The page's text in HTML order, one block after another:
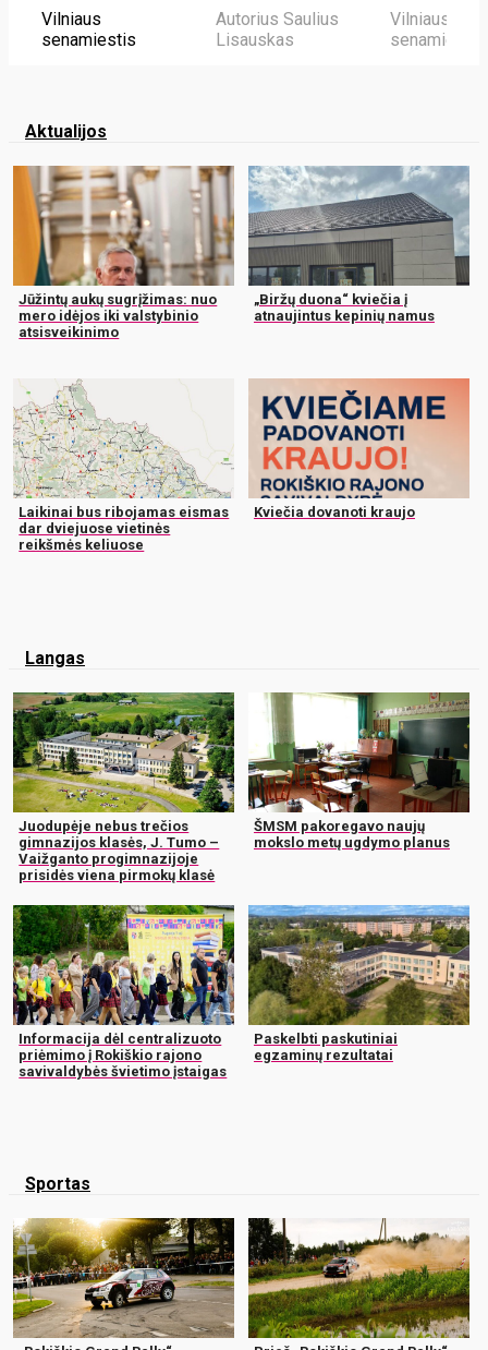
Vilniaus
senamiestis
Autorius Saulius
Lisauskas
Vilniaus
senamiestis
Aktualijos
Jūžintų aukų sugrįžimas: nuo
mero idėjos iki valstybinio
atsisveikinimo
„Biržų duona“ kviečia į
atnaujintus kepinių namus
Laikinai bus ribojamas eismas
dar dviejuose vietinės
reikšmės keliuose
Kviečia dovanoti kraujo
Langas
Juodupėje nebus trečios
gimnazijos klasės, J. Tumo –
Vaižganto progimnazijoje
prisidės viena pirmokų klasė
ŠMSM pakoregavo naujų
mokslo metų ugdymo planus
Informacija dėl centralizuoto
priėmimo į Rokiškio rajono
savivaldybės švietimo įstaigas
Paskelbti paskutiniai
egzaminų rezultatai
Sportas